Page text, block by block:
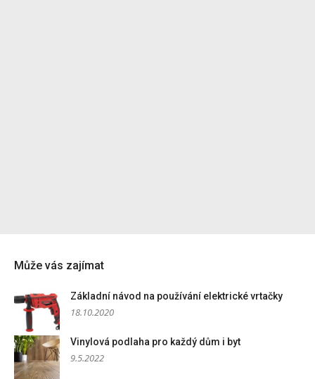
Může vás zajímat
Základní návod na používání elektrické vrtačky
18.10.2020
Vinylová podlaha pro každý dům i byt
9.5.2022